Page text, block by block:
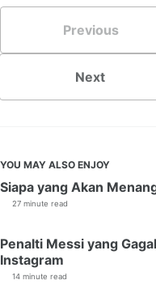
Previous
Next
YOU MAY ALSO ENJOY
Siapa yang Akan
27 minute read
Penalti Messi yang
Instagram
14 minute read